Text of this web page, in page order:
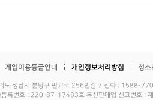
게임이용등급안내 개인정보처리방침 청소
기도 성남시 분당구 판교로 256번길 7 전화 :
록번호 : 220-87-17483호 통신판매업 신고번호 :